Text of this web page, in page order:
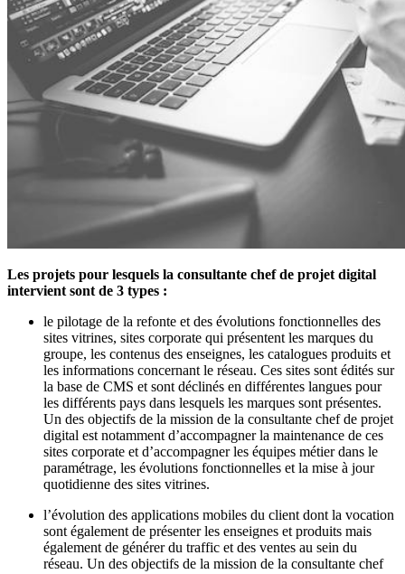
Les projets pour lesquels la consultante chef de projet digital
intervient sont de 3 types :
le pilotage de la refonte et des évolutions fonctionnelles des
sites vitrines, sites corporate qui présentent les marques du
groupe, les contenus des enseignes, les catalogues produits et
les informations concernant le réseau. Ces sites sont édités sur
la base de CMS et sont déclinés en différentes langues pour
les différents pays dans lesquels les marques sont présentes.
Un des objectifs de la mission de la consultante chef de projet
digital est notamment d’accompagner la maintenance de ces
sites corporate et d’accompagner les équipes métier dans le
paramétrage, les évolutions fonctionnelles et la mise à jour
quotidienne des sites vitrines.
l’évolution des applications mobiles du client dont la vocation
sont également de présenter les enseignes et produits mais
également de générer du traffic et des ventes au sein du
réseau. Un des objectifs de la mission de la consultante chef